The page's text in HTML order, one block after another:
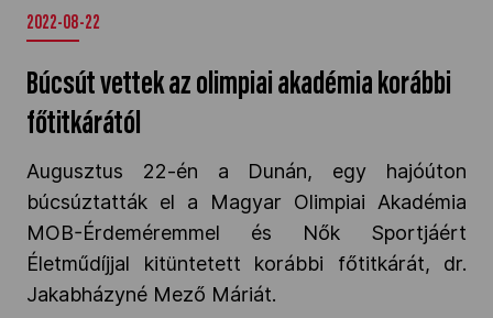
2022-08-22
Búcsút vettek az olimpiai akadémia korábbi
főtitkárától
Augusztus 22-én a Dunán, egy hajóúton
búcsúztatták el a Magyar Olimpiai Akadémia
MOB-Érdeméremmel és Nők Sportjáért
Életműdíjjal kitüntetett korábbi főtitkárát, dr.
Jakabházyné Mező Máriát.